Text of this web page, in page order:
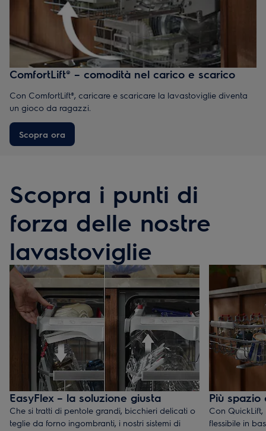
ComfortLift® – comodità nel carico e scarico
Con ComfortLift®, caricare e scaricare la lavastoviglie diventa
un gioco da ragazzi.
Scopra ora
Scopra i punti di
forza delle nostre
lavastoviglie
EasyFlex – la soluzione giusta
Che si tratti di pentole grandi, bicchieri delicati o
teglie da forno ingombranti, i nostri sistemi di
Più spazio
Con
flessibile in